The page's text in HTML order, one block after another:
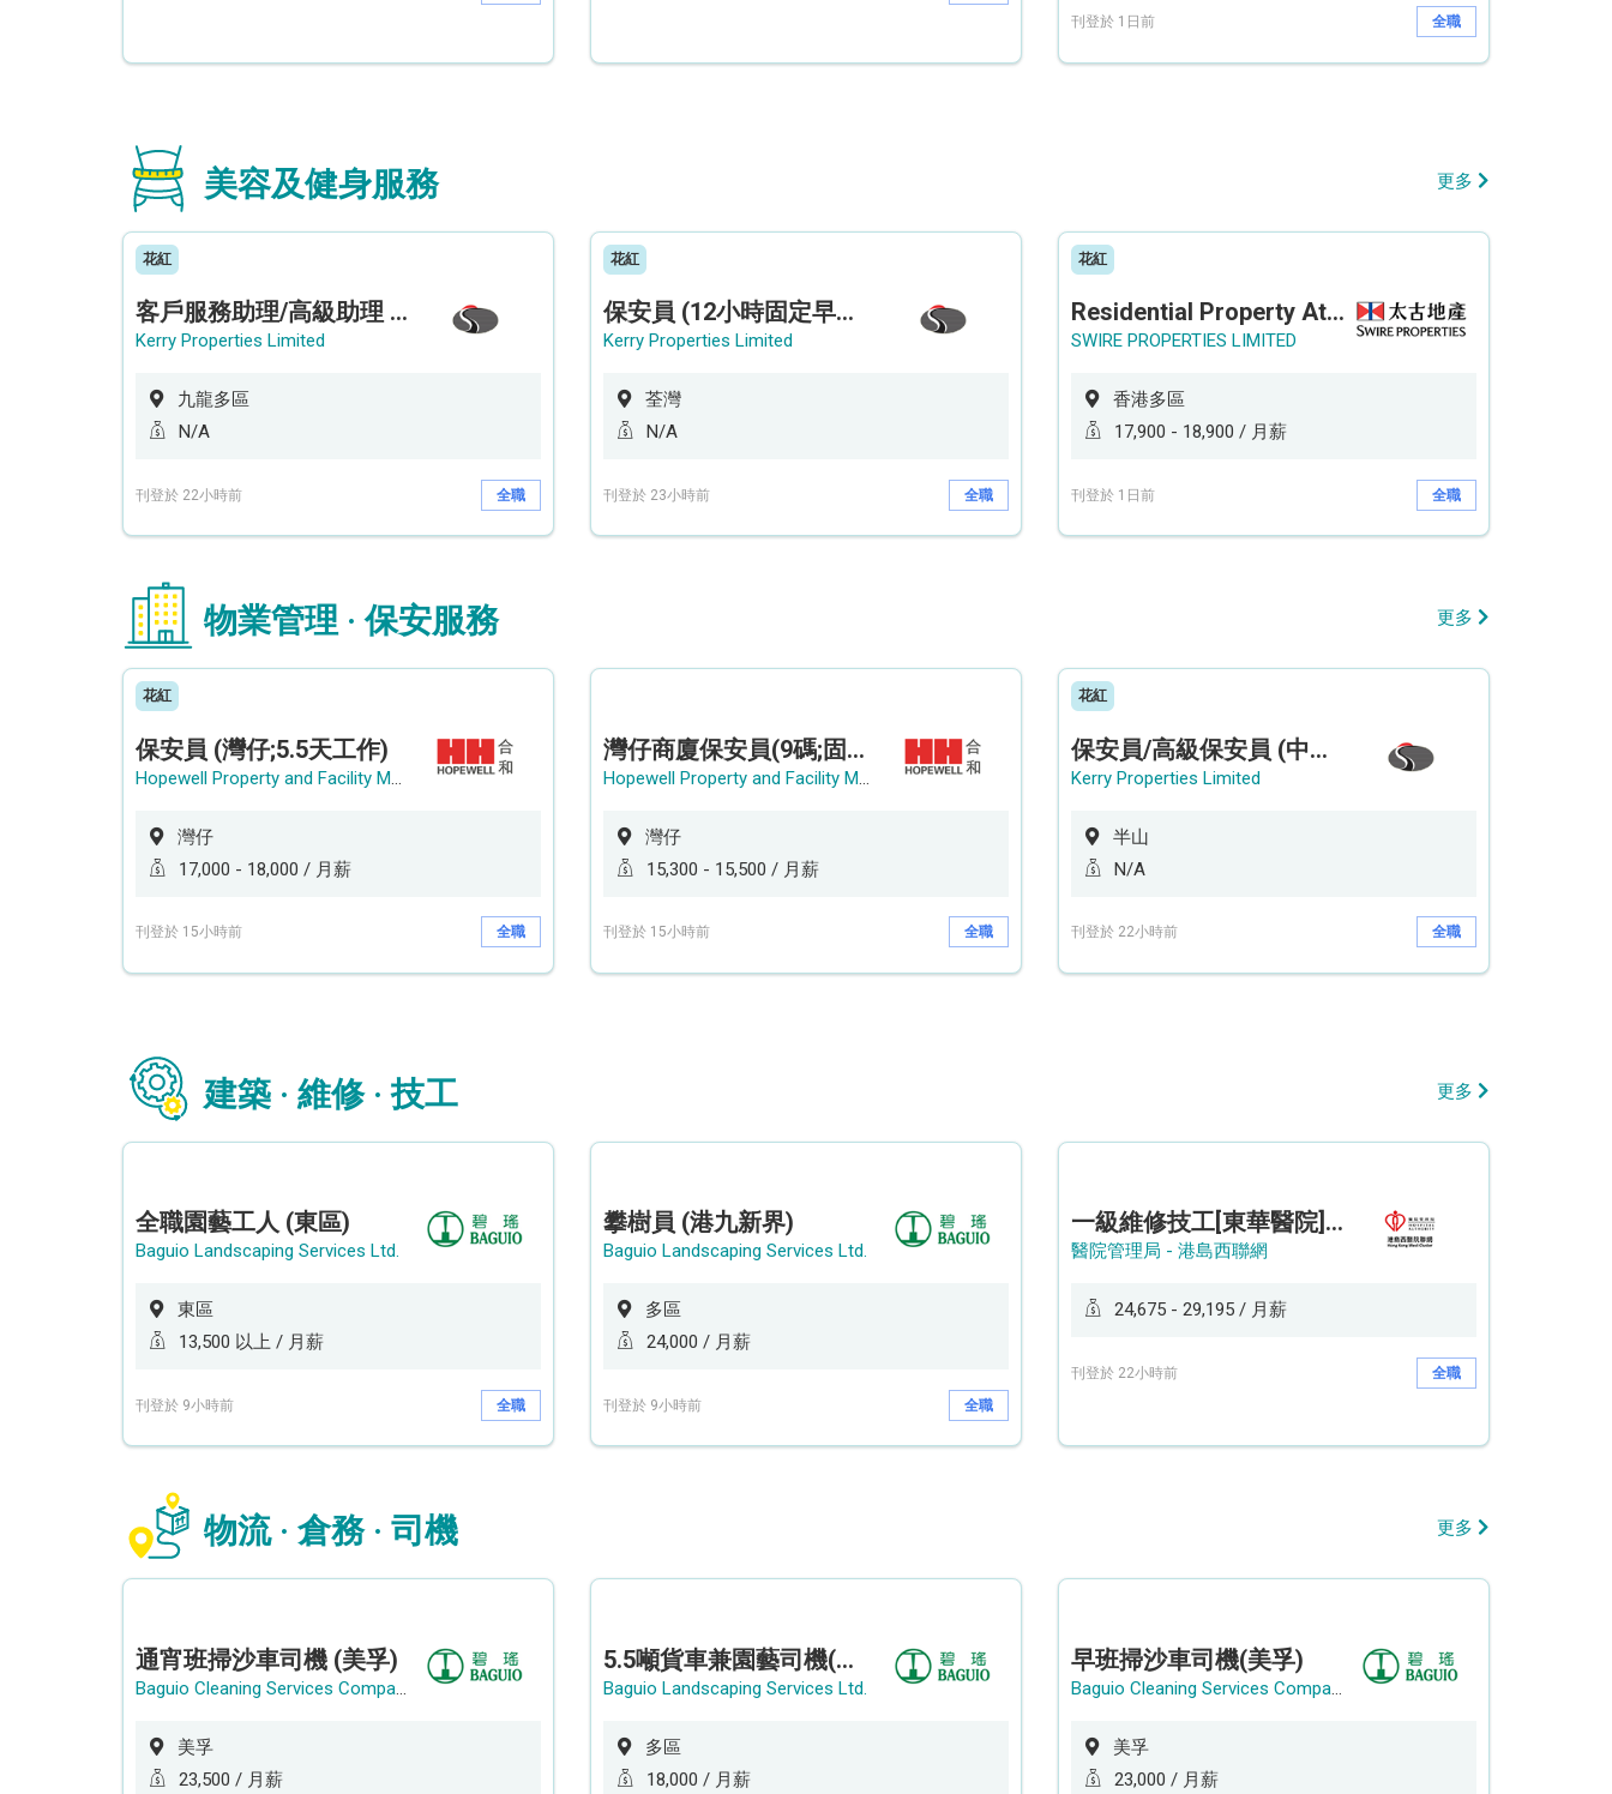
刊登於 1日前 全職
美容及健身服務 更多
花紅
客戶服務助理/高級助理 (何文田住宅)
Kerry Properties Limited
九龍多區
N/A
刊登於 22小時前 全職
花紅
保安員 (12小時固定早更/夜更) (荃灣深井住宅|設穿梭巴士)
Kerry Properties Limited
荃灣
N/A
刊登於 23小時前 全職
花紅
Residential Property Attendant 住宅物業管理員
SWIRE PROPERTIES LIMITED
香港多區
17,900 - 18,900 / 月薪
刊登於 1日前 全職
物業管理 · 保安服務 更多
花紅
保安員 (灣仔;5.5天工作)
Hopewell Property and Facility Management Ltd. 合和物業及設施管理有限公司
灣仔
17,000 - 18,000 / 月薪
刊登於 15小時前 全職
灣仔商廈保安員(9碼;固定中班)
Hopewell Property and Facility Management Ltd. 合和物業及設施管理有限公司
灣仔
15,300 - 15,500 / 月薪
刊登於 15小時前 全職
花紅
保安員/高級保安員 (中環半山住宅 - 9/12小時)
Kerry Properties Limited
半山
N/A
刊登於 22小時前 全職
建築 · 維修 · 技工 更多
全職園藝工人 (東區)
Baguio Landscaping Services Ltd.
東區
13,500 以上 / 月薪
刊登於 9小時前 全職
攀樹員 (港九新界)
Baguio Landscaping Services Ltd.
多區
24,000 / 月薪
刊登於 9小時前 全職
一級維修技工[東華醫院] - (參考編號: HKIC202608103)
醫院管理局 - 港島西聯網
24,675 - 29,195 / 月薪
刊登於 22小時前 全職
物流 · 倉務 · 司機 更多
通宵班掃沙車司機 (美孚)
Baguio Cleaning Services Company Limited
美孚
23,500 / 月薪
5.5噸貨車兼園藝司機(港九新界)
Baguio Landscaping Services Ltd.
多區
18,000 / 月薪
早班掃沙車司機(美孚)
Baguio Cleaning Services Company Limited
美孚
23,000 / 月薪